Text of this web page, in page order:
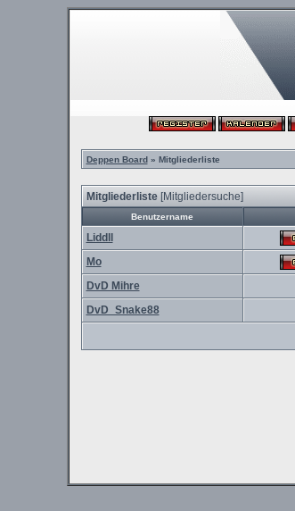
Deppen Board» Mitgliederliste
Mitgliederliste[Mitgliedersuche]
Benutzername
Liddll
Mo
DvD Mihre
DvD_Snake88